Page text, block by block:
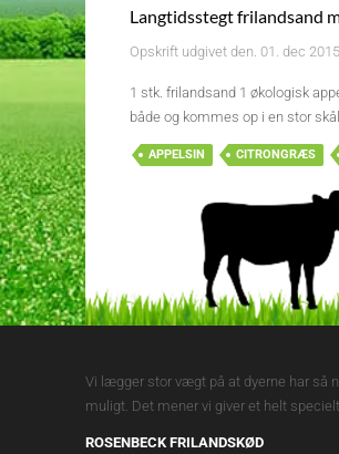
Langtidsstegt frilandsand
Opskrift udgivet den. 01. dec 2015
1 stk. frilandsand 1 økologisk
både og kommes op i en stor
APPELSIN CITRONGRÆS
Vi lægger stor vægt på at dyerne har så
muligt. Det mener vi giver et helt
ROSENBECK FRILANDSKØD